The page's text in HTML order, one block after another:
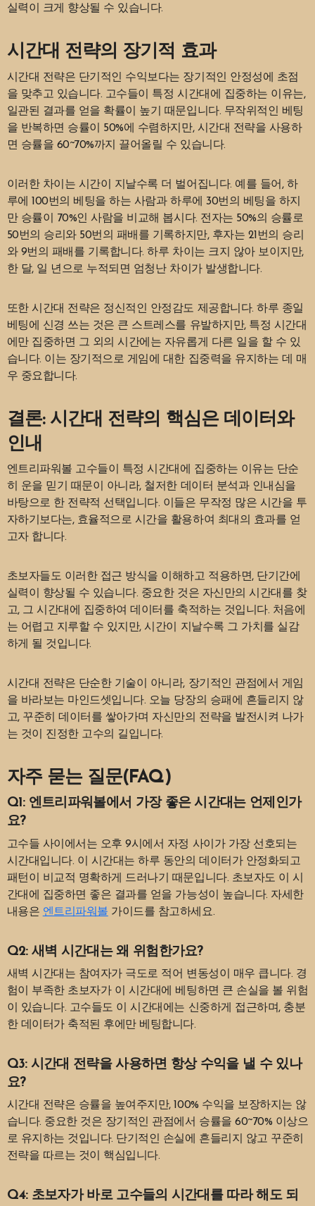
실력이 크게 향상될 수 있습니다.
시간대 전략의 장기적 효과
시간대 전략은 단기적인 수익보다는 장기적인 안정성에 초점
을 맞추고 있습니다. 고수들이 특정 시간대에 집중하는 이유는,
일관된 결과를 얻을 확률이 높기 때문입니다. 무작위적인 베팅
을 반복하면 승률이 50%에 수렴하지만, 시간대 전략을 사용하
면 승률을 60~70%까지 끌어올릴 수 있습니다.
이러한 차이는 시간이 지날수록 더 벌어집니다. 예를 들어, 하
루에 100번의 베팅을 하는 사람과 하루에 30번의 베팅을 하지
만 승률이 70%인 사람을 비교해 봅시다. 전자는 50%의 승률로
50번의 승리와 50번의 패배를 기록하지만, 후자는 21번의 승리
와 9번의 패배를 기록합니다. 하루 차이는 크지 않아 보이지만,
한 달, 일 년으로 누적되면 엄청난 차이가 발생합니다.
또한 시간대 전략은 정신적인 안정감도 제공합니다. 하루 종일
베팅에 신경 쓰는 것은 큰 스트레스를 유발하지만, 특정 시간대
에만 집중하면 그 외의 시간에는 자유롭게 다른 일을 할 수 있
습니다. 이는 장기적으로 게임에 대한 집중력을 유지하는 데 매
우 중요합니다.
결론: 시간대 전략의 핵심은 데이터와
인내
엔트리파워볼 고수들이 특정 시간대에 집중하는 이유는 단순
히 운을 믿기 때문이 아니라, 철저한 데이터 분석과 인내심을
바탕으로 한 전략적 선택입니다. 이들은 무작정 많은 시간을 투
자하기보다는, 효율적으로 시간을 활용하여 최대의 효과를 얻
고자 합니다.
초보자들도 이러한 접근 방식을 이해하고 적용하면, 단기간에
실력이 향상될 수 있습니다. 중요한 것은 자신만의 시간대를 찾
고, 그 시간대에 집중하여 데이터를 축적하는 것입니다. 처음에
는 어렵고 지루할 수 있지만, 시간이 지날수록 그 가치를 실감
하게 될 것입니다.
시간대 전략은 단순한 기술이 아니라, 장기적인 관점에서 게임
을 바라보는 마인드셋입니다. 오늘 당장의 승패에 흔들리지 않
고, 꾸준히 데이터를 쌓아가며 자신만의 전략을 발전시켜 나가
는 것이 진정한 고수의 길입니다.
자주 묻는 질문(FAQ)
Q1: 엔트리파워볼에서 가장 좋은 시간대는 언제인가
요?
고수들 사이에서는 오후 9시에서 자정 사이가 가장 선호되는
시간대입니다. 이 시간대는 하루 동안의 데이터가 안정화되고
패턴이 비교적 명확하게 드러나기 때문입니다. 초보자도 이 시
간대에 집중하면 좋은 결과를 얻을 가능성이 높습니다. 자세한
내용은 엔트리파워볼 가이드를 참고하세요.
Q2: 새벽 시간대는 왜 위험한가요?
새벽 시간대는 참여자가 극도로 적어 변동성이 매우 큽니다. 경
험이 부족한 초보자가 이 시간대에 베팅하면 큰 손실을 볼 위험
이 있습니다. 고수들도 이 시간대에는 신중하게 접근하며, 충분
한 데이터가 축적된 후에만 베팅합니다.
Q3: 시간대 전략을 사용하면 항상 수익을 낼 수 있나
요?
시간대 전략은 승률을 높여주지만, 100% 수익을 보장하지는 않
습니다. 중요한 것은 장기적인 관점에서 승률을 60~70% 이상으
로 유지하는 것입니다. 단기적인 손실에 흔들리지 않고 꾸준히
전략을 따르는 것이 핵심입니다.
Q4: 초보자가 바로 고수들의 시간대를 따라 해도 되